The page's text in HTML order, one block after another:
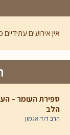
אין אירועים עתידיים
ספירת העומר –
הלב
הרב דוד אגמון